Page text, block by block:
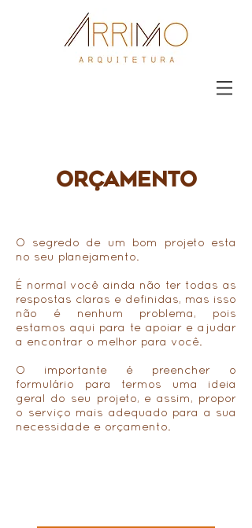
ORÇAMENTO
O segredo de um bom projeto esta
no seu planejamento.
É normal você ainda não ter todas as
respostas claras e definidas, mas isso
não é nenhum problema, pois
estamos aqui para te apoiar e ajudar
a encontrar o melhor para você.
O importante é preencher o
formulário para termos uma ideia
geral do seu projeto, e assim, propor
o serviço mais adequado para a sua
necessidade e orçamento.